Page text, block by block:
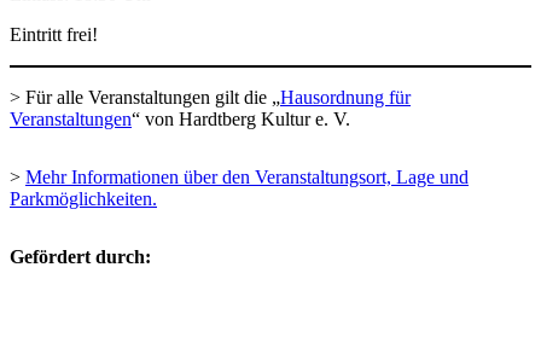
Eintritt frei!
> Für alle Veranstaltungen gilt die „Hausordnung für
Veranstaltungen“ von Hardtberg Kultur e. V.
> Mehr Informationen über den Veranstaltungsort, Lage und
Parkmöglichkeiten.
Gefördert durch: